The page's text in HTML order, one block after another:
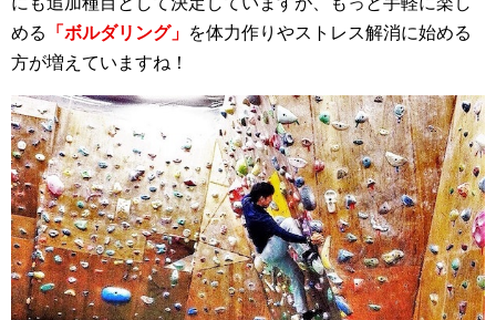
める
「ボルダリング」 を体力作りやストレス解消に始める
方が増えていますね！